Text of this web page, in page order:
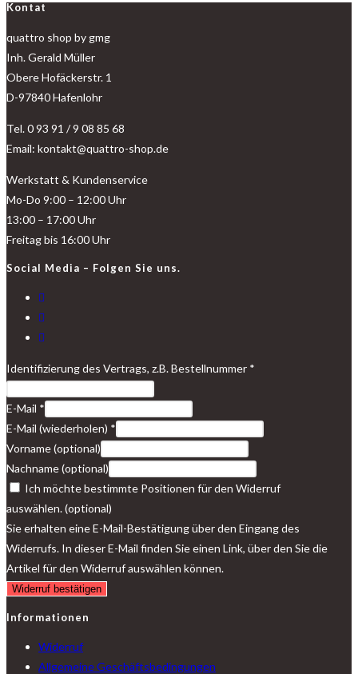
Kontat
quattro shop by gmg
Inh. Gerald Müller
Obere Hofäckerstr. 1
D-97840 Hafenlohr
Tel. 0 93 91 / 9 08 85 68
Email: kontakt@quattro-shop.de
Werkstatt & Kundenservice
Mo-Do 9:00 – 12:00 Uhr
13:00 – 17:00 Uhr
Freitag bis 16:00 Uhr
Social Media – Folgen Sie uns.
Identifizierung des Vertrags, z.B. Bestellnummer *
E-Mail *
E-Mail (wiederholen) *
Vorname(optional)
Nachname(optional)
Ich möchte bestimmte Positionen für den Widerruf
auswählen.(optional)
Sie erhalten eine E-Mail-Bestätigung über den Eingang des
Widerrufs. In dieser E-Mail finden Sie einen Link, über den Sie die
Artikel für den Widerruf auswählen können.
Widerruf bestätigen
Informationen
Widerruf
Allgemeine Geschäftsbedingungen